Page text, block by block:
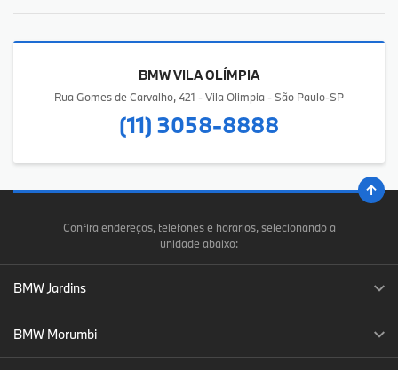
BMW VILA OLÍMPIA
Rua Gomes de Carvalho, 421 - Vila Olimpia - São Paulo-SP
(11) 3058-8888
Confira endereços, telefones e horários, selecionando a
unidade abaixo:
BMW Jardins
BMW Morumbi